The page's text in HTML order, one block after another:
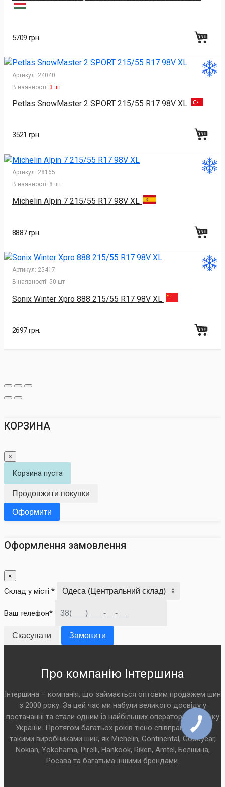
5709 грн.
Артикул: 24040
В наявності: 3 шт
Petlas SnowMaster 2 SPORT 215/55 R17 98V XL
3521 грн.
Артикул: 28165
В наявності: 8 шт
Michelin Alpin 7 215/55 R17 98V XL
8887 грн.
Артикул: 25417
В наявності: 50 шт
Sonix Winter Xpro 888 215/55 R17 98V XL
2697 грн.
КОРЗИНА
×
Корзина пуста
Продовжити покупки
Оформити
Оформлення замовлення
×
Склад у місті *
Ваш телефон*
Скасувати Замовити
Про компанію Інтершина
Інтершина – компанія, що займається оптовим продажем шин
з 2000 року. За цей час ми набули великого досвіду у
постачанні та стали одним із найбільших операторів на ринку
України. Протягом багатьох років тісно співпрацюємо з
такими виробниками шин, як Michelin, Continental, Goodyear,
Nokian, Yokohama, Pirelli, Hankook, Riken, Amtel, Белшина,
Росава та багатьма іншими брендами.